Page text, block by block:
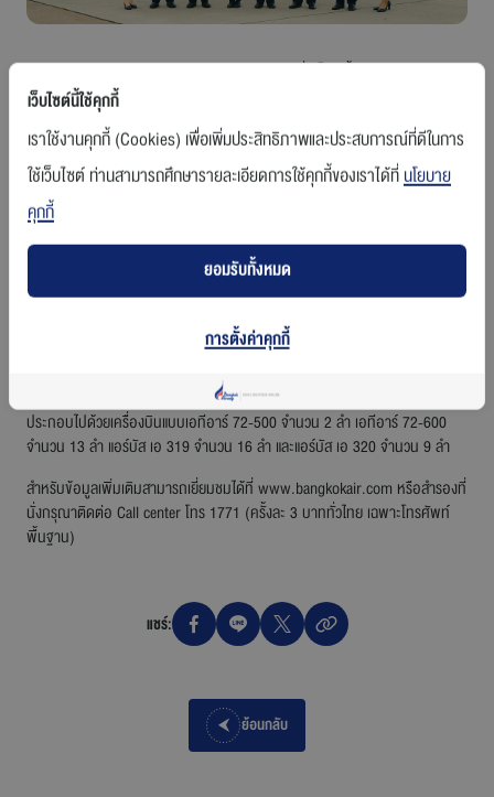
กรุงเทพฯ / 14 พฤษภาคม 2562 (11.00 น.)- เมื่อเร็วๆ นี้ บริษัท การบิน
กรุงเทพ จำกัด (มหาชน) หรือสายการบินบางกอกแอร์เวย์ส นำโดย กัปตัน
พล.อ.ท.เดชิศร์ เจริญวงศ์ รองกรรมการผู้อำนวยการใหญ่ ฝ่ายปฏิบัติการบิน (ที่
3 จากขวา) พร้อมทีมนักบิน ต้อนรับเครื่องบินแบบเอทีอาร์ รุ่น 72-600 ลำล่าสุด
ณ ท่าอากาศยานสุวรรณภูมิ
เครื่องบินโดยสารแบบเอทีอาร์ รุ่น 72-600 ลำนี้มาจากโรงงานเอทีอาร์ เมืองตูลูส
ความทันสมัยทันสมัยซึ่งแสดงผลเป็นระบบดิจิตัลทั้งหมด มีที่นั่งโดยสารที่กว้าง
ขวางสะดวกสบายและช่องใส่สัมภาระเหนือศีรษะที่มีขนาดใหญ่ขึ้นกว่าเดิม โดย
ประเทศของบางกอกแอร์เวย์ส อาทิ สุโขทัย ตราด ลำปาง สมุย (จังหวัดสุราษฎ์
ธานี) ภูเก็ต กระบี่ และหาดใหญ่ (จังหวัดสงขลา) เป็นต้น
ปัจจุบันสายการบินบางกอกแอร์เวย์สมีเครื่องบินประจำฝูงบินทั้งหมด 40 ลำ
ประกอบไปด้วยเครื่องบินแบบเอทีอาร์ 72-500 จำนวน 2 ลำ เอทีอาร์ 72-600
จำนวน 13 ลำ แอร์บัส เอ 319 จำนวน 16 ลำ และแอร์บัส เอ 320 จำนวน 9 ลำ
สำหรับข้อมูลเพิ่มเติมสามารถเยี่ยมชมได้ที่ www.bangkokair.com หรือสำรองที่
นั่งกรุณาติดต่อ Call center โทร 1771 (ครั้งละ 3 บาททั่วไทย เฉพาะโทรศัพท์
พื้นฐาน)
แชร์:
ย้อนกลับ
เว็บไซต์นี้ใช้คุกกี้
เราใช้งานคุกกี้ (Cookies) เพื่อเพิ่มประสิทธิภาพและประสบการณ์ที่ดีในการ
ใช้เว็บไซต์ ท่านสามารถศึกษารายละเอียดการใช้คุกกี้ของเราได้ที่นโยบาย
คุกกี้
ยอมรับทั้งหมด
การตั้งค่าคุกกี้